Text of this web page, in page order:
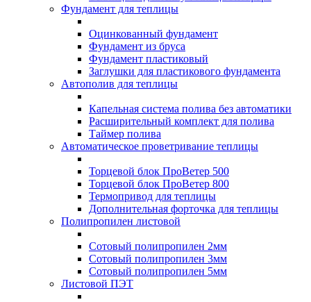
Фундамент для теплицы
Оцинкованный фундамент
Фундамент из бруса
Фундамент пластиковый
Заглушки для пластикового фундамента
Автополив для теплицы
Капельная система полива без автоматики
Расширительный комплект для полива
Таймер полива
Автоматическое проветривание теплицы
Торцевой блок ПроВетер 500
Торцевой блок ПроВетер 800
Термопривод для теплицы
Дополнительная форточка для теплицы
Полипропилен листовой
Сотовый полипропилен 2мм
Сотовый полипропилен 3мм
Сотовый полипропилен 5мм
Листовой ПЭТ